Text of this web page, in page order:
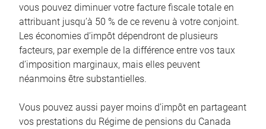
vous pouvez diminuer votre facture fiscale totale en
attribuant jusqu’à 50 % de ce revenu à votre conjoint.
Les économies d’impôt dépendront de plusieurs
facteurs, par exemple de la différence entre vos taux
d’imposition marginaux, mais elles peuvent
néanmoins être substantielles.
Vous pouvez aussi payer moins d’impôt en partageant
vos prestations du Régime de pensions du Canada